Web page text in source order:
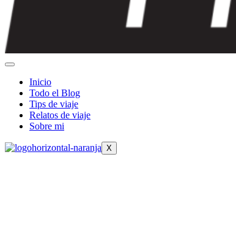
Inicio
Todo el Blog
Tips de viaje
Relatos de viaje
Sobre mi
X